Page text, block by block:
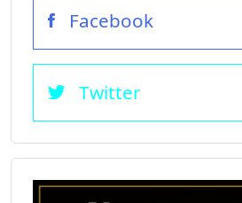
Facebook
Twitter